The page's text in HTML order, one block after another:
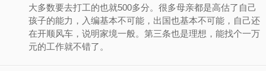
大多数要去打工的也就500多分。很多母亲都是高估了自己
孩子的能力，入编基本不可能，出国也基本不可能，自己还
在开顺风车，说明家境一般。第三条也是理想，能找个一万
元的工作就不错了。